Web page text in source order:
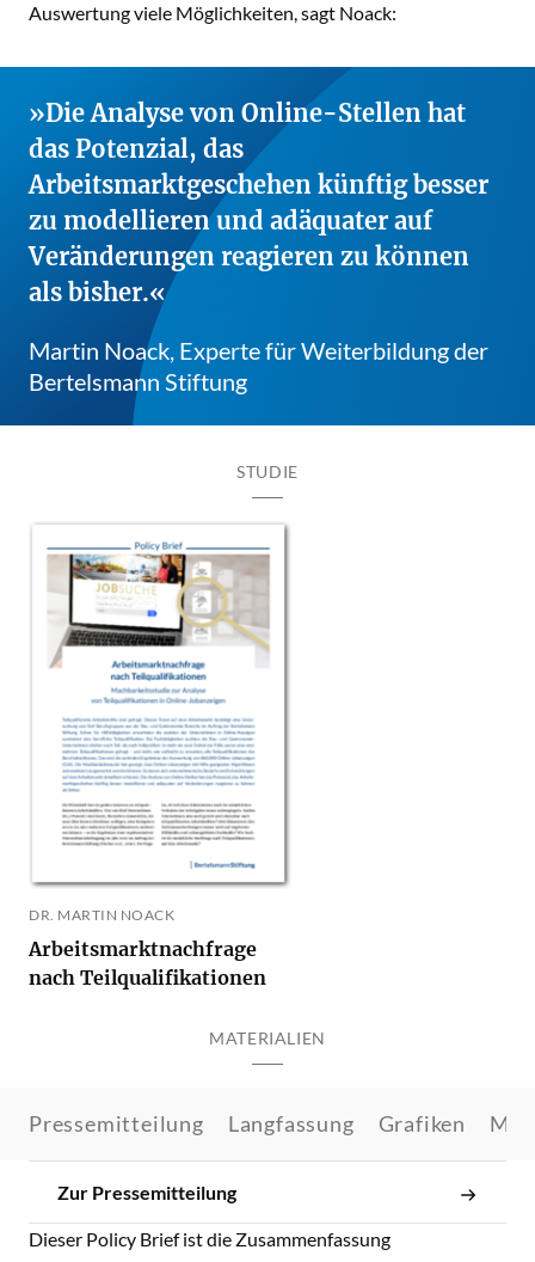
Auswertung viele Möglichkeiten, sagt Noack:
Die Analyse von Online-Stellen hat
das Potenzial, das
Arbeitsmarktgeschehen künftig besser
zu modellieren und adäquater auf
Veränderungen reagieren zu können
als bisher.
Martin Noack, Experte für Weiterbildung der
Bertelsmann Stiftung
STUDIE
DR. MARTIN NOACK
Arbeitsmarktnachfrage
nach Teilqualifikationen
MATERIALIEN
Pressemitteilung Langfassung Grafiken
Zur Pressemitteilung
Dieser Policy Brief ist die Zusammenfassung